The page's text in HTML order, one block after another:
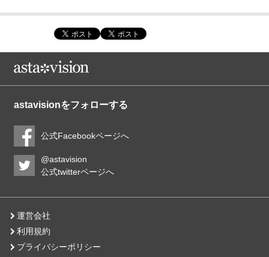
astavisionをフォローする
公式Facebookページへ
@astavision
公式twitterページへ
運営会社
利用規約
プライバシーポリシー